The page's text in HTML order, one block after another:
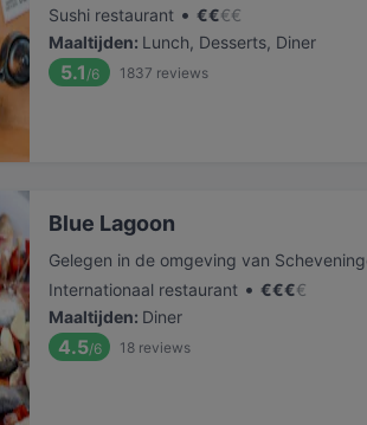
Sushi restaurant • €€€€
Maaltijden: Lunch, Desserts, Diner
5.1 /6 1837 reviews
Blue Lagoon
Gelegen in de omgeving van
Internationaal restaurant • €€€€
Maaltijden: Diner
4.5/6 18 reviews